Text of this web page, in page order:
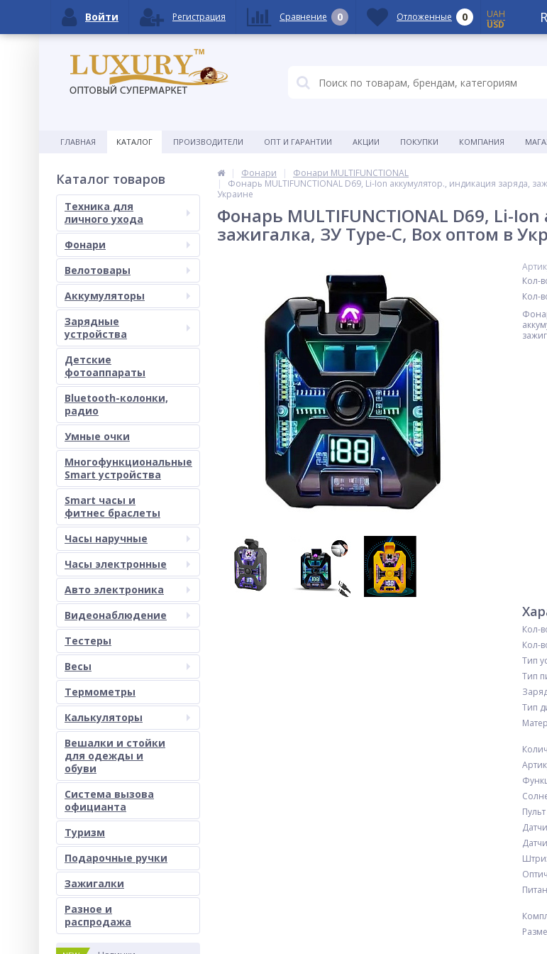
ГЛАВНАЯ КАТАЛОГ ПРОИЗВОДИТЕЛИ ОПТ И ГАРАНТИИ АКЦИИ ПОКУПКИ КОМПАНИЯ
Каталог товаров
Техника для
личного ухода
Фонари
Велотовары
Аккумуляторы
Зарядные
устройства
Детские
фотоаппараты
Bluetooth-колонки,
радио
Умные очки
Многофункциональные
Smart устройства
Smart часы и
фитнес браслеты
Часы наручные
Часы электронные
Авто электроника
Видеонаблюдение
Тестеры
Весы
Термометры
Калькуляторы
Вешалки и стойки
для одежды и
обуви
Система вызова
официанта
Туризм
Подарочные ручки
Зажигалки
Разное и
раcпродажа
Фонари
Фонари MULTIFUNCTIONAL
Фонарь MULTIFUNCTIONAL D69, Li-Ion аккумулятор., индикация заряда,
Украине
Фонарь MULTIFUNCTIONAL D69, Li-
зажигалка, ЗУ Type-C, Box оптом в
Кол-
Кол-
Кол-
Кол-
Тип
Тип
Тип
Войти Регистрация Сравнение 0 Отложенные 0
UAH
USD